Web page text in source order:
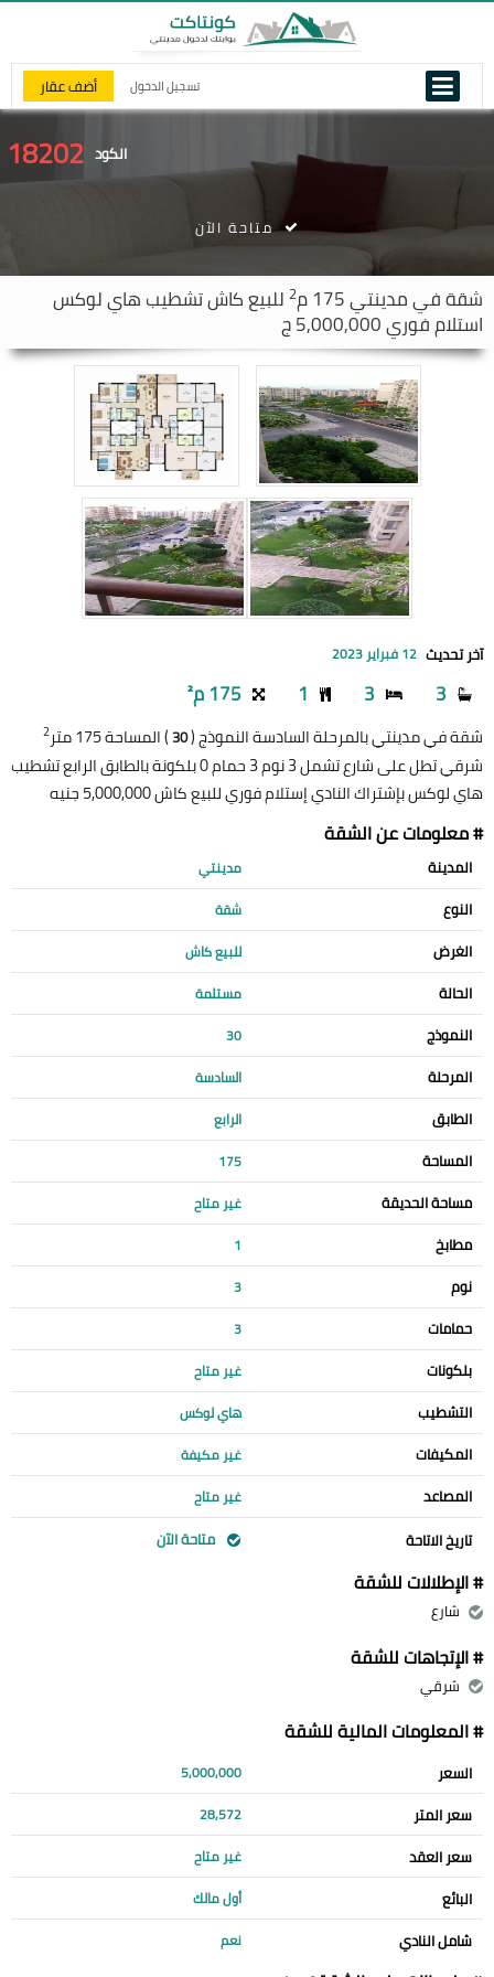
تسجيل الدخول أضف عقار
الكود 18202
شقة فيمدينتي 2 للبيع كاش تشطيب هاي لوكس
استلام فوري 5,000,000 ج
متاحة الآن
آخر تحديث 12 فبراير 2023
3
3
1 175 م²
شقة في مدينتي بالمرحلة السادسة النموذج (30) المساحة 175 متر 2
شرقي تطل على شارع تشمل 3 نوم 3 حمام 0 بلكونة بالطابق الرابع تشطيب
هاي لوكس بإشتراك النادي إستلام فوري للبيع كاش 5,000,000 جنيه
# معلومات عن الشقة
المدينة مدينتي
النوع شقة
الغرض للبيع كاش
الحالة مستلمة
النموذج 30
المرحلة السادسة
الطابق الرابع
المساحة 175
مساحة الحديقة غير متاح
مطابخ 1
نوم 3
حمامات 3
بلكونات غير متاح
التشطيب هاي لوكس
المكيفات غير مكيفة
المصاعد غير متاح
تاريخ الاتاحة متاحة الآن
# الإطلالات للشقة
شارع
# الإتجاهات للشقة
شرقي
# المعلومات المالية للشقة
السعر 5,000,000
سعر المتر 28,572
سعر العقد غير متاح
البائع أول مالك
شامل النادي نعم